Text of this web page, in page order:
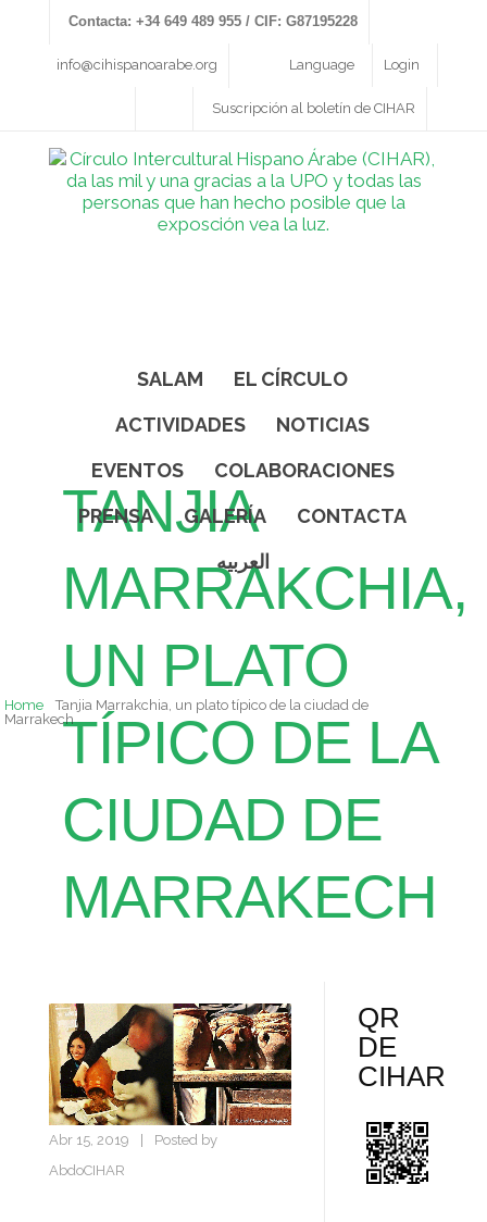
Contacta: +34 649 489 955 / CIF: G87195228
info@cihispanoarabe.org Login
Language
Suscripción al boletín de CIHAR
SALAM
EL CÍRCULO
ACTIVIDADES
NOTICIAS
EVENTOS
COLABORACIONES
PRENSA
GALERÍA
CONTACTA
العربيه
TANJIA
MARRAKCHIA,
UN PLATO
TÍPICO DE LA
CIUDAD DE
MARRAKECH
Home
Tanjia Marrakchia, un plato típico de la ciudad de
Marrakech
Abr 15, 2019
Posted by
AbdoCIHAR
QR
DE
CIHAR